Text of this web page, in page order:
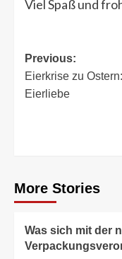
Viel Spaß und
Post
Previous:
Eierkrise zu
Eierliebe
More Stories
Was sich mit der